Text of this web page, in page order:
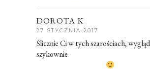
DOROTA K
27 STYCZNIA 2017
Ślicznie Ci w tych szarościach,
szykownie